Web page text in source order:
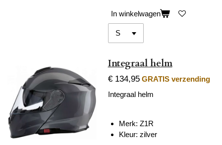
In winkelwagen
Integraal helm
€ 134,95 GRATIS verzending
Integraal helm
Merk: Z1R
Kleur: zilver